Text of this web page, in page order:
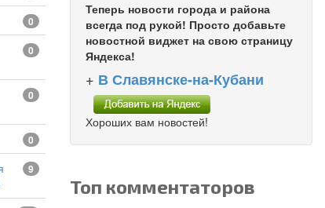
0
0
0
0
9
Теперь новости города и района
всегда под рукой! Просто добавьте
новостной виджет на свою страницу
Яндекса!
+ В Славянске-на-Кубани
Хороших вам новостей!
Топ комментаторов